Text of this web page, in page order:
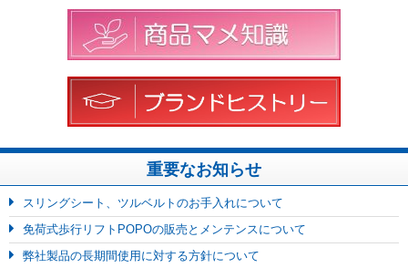
重要なお知らせ
スリングシート、ツルベルトのお手入れについて
免荷式歩行リフトPOPOの販売とメンテンスについて
弊社製品の長期間使用に対する方針について